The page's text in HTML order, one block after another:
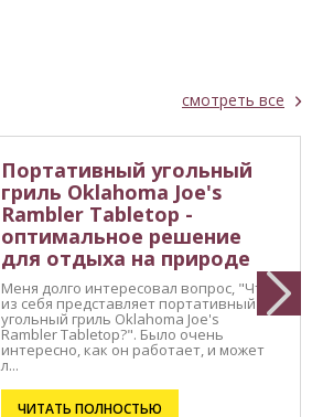
смотреть все
Портативный угольный
гриль Oklahoma Joe's
Rambler Tabletop -
оптимальное решение
для отдыха на природе
Меня долго интересовал вопрос, "Что
из себя представляет портативный
угольный гриль Oklahoma Joe's
Rambler Tabletop?". Было очень
интересно, как он работает, и может
л...
ЧИТАТЬ ПОЛНОСТЬЮ